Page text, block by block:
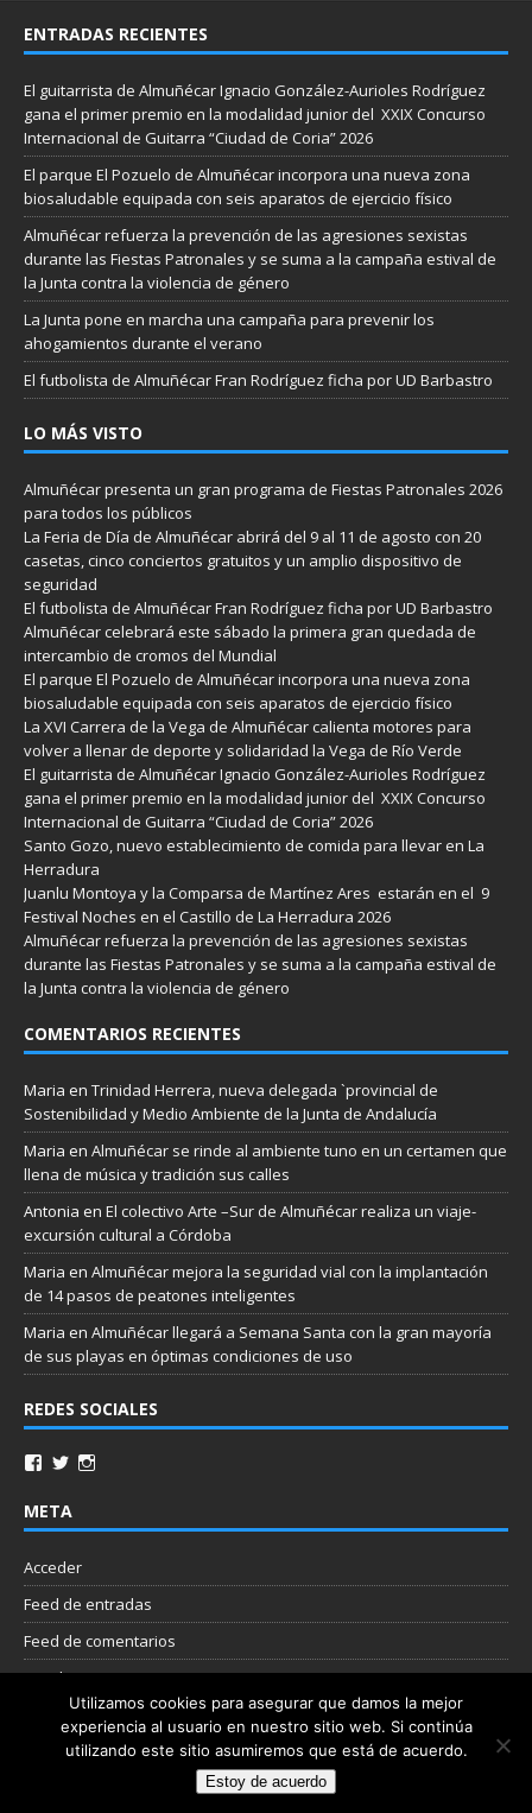
ENTRADAS RECIENTES
El guitarrista de Almuñécar Ignacio González-Aurioles Rodríguez
gana el primer premio en la modalidad junior del XXIX Concurso
Internacional de Guitarra “Ciudad de Coria” 2026
El parque El Pozuelo de Almuñécar incorpora una nueva zona
biosaludable equipada con seis aparatos de ejercicio físico
Almuñécar refuerza la prevención de las agresiones sexistas
durante las Fiestas Patronales y se suma a la campaña estival de
la Junta contra la violencia de género
La Junta pone en marcha una campaña para prevenir los
ahogamientos durante el verano
El futbolista de Almuñécar Fran Rodríguez ficha por UD Barbastro
LO MÁS VISTO
Almuñécar presenta un gran programa de Fiestas Patronales 2026
para todos los públicos
La Feria de Día de Almuñécar abrirá del 9 al 11 de agosto con 20
casetas, cinco conciertos gratuitos y un amplio dispositivo de
seguridad
El futbolista de Almuñécar Fran Rodríguez ficha por UD Barbastro
Almuñécar celebrará este sábado la primera gran quedada de
intercambio de cromos del Mundial
El parque El Pozuelo de Almuñécar incorpora una nueva zona
biosaludable equipada con seis aparatos de ejercicio físico
La XVI Carrera de la Vega de Almuñécar calienta motores para
volver a llenar de deporte y solidaridad la Vega de Río Verde
El guitarrista de Almuñécar Ignacio González-Aurioles Rodríguez
gana el primer premio en la modalidad junior del XXIX Concurso
Internacional de Guitarra “Ciudad de Coria” 2026
Santo Gozo, nuevo establecimiento de comida para llevar en La
Herradura
Juanlu Montoya y la Comparsa de Martínez Ares estarán en el 9
Festival Noches en el Castillo de La Herradura 2026
Almuñécar refuerza la prevención de las agresiones sexistas
durante las Fiestas Patronales y se suma a la campaña estival de
la Junta contra la violencia de género
COMENTARIOS RECIENTES
Maria en Trinidad Herrera, nueva delegada `provincial de
Sostenibilidad y Medio Ambiente de la Junta de Andalucía
Maria en Almuñécar se rinde al ambiente tuno en un certamen que
llena de música y tradición sus calles
Antonia en El colectivo Arte –Sur de Almuñécar realiza un viaje-
excursión cultural a Córdoba
Maria en Almuñécar mejora la seguridad vial con la implantación
de 14 pasos de peatones inteligentes
Maria en Almuñécar llegará a Semana Santa con la gran mayoría
de sus playas en óptimas condiciones de uso
REDES SOCIALES
META
Acceder
Feed de entradas
Feed de comentarios
WordPress.org
Nube de etiquetas
Copyright © 2026 | Plantilla WordPress por
Utilizamos cookies para asegurar que damos la mejor
experiencia al usuario en nuestro sitio web. Si continúa
utilizando este sitio asumiremos que está de acuerdo.
Estoy de acuerdo